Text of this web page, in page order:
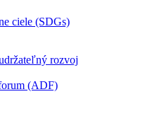
ciele (SDGs)
rozvoj
(ADF)